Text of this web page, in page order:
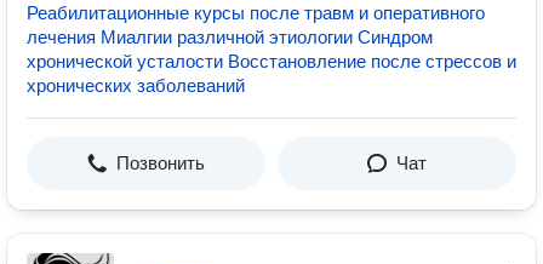
Реабилитационные курсы после травм и оперативного
лечения Миалгии различной этиологии Синдром
хронической усталости Восстановление после стрессов и
хронических заболеваний
Позвонить Чат